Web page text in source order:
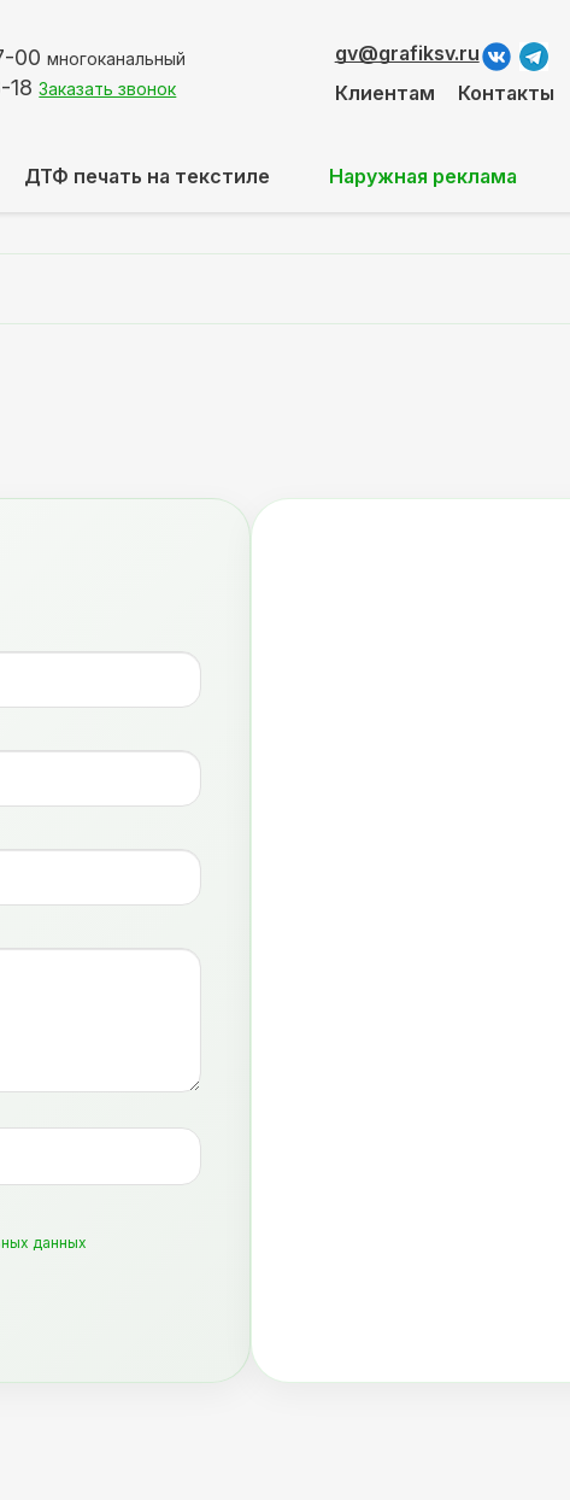
00 многоканальный
18 Заказать звонок
gv@grafiksv.ru
Клиентам
Контакты
ДТФ печать на текстиле Наружная реклама
данных